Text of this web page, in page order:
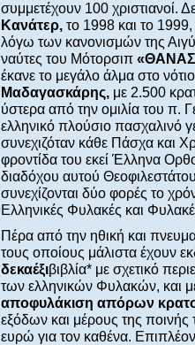
συμμετέχουν 100 χριστιανοί.
Κανάτερ, το 1998 και το
λόγω των κανονισμών της
ναύτες του Μότορσιπ
έκανε το μεγάλο άλμα στο
Μαδαγασκάρης, με 2.500
ύστερα από την ομιλία του π.
ελληνικό πλούσιο πασχαλινό
συνεχιζόταν κάθε Πάσχα και
φροντίδα του εκεί Έλληνα
διαδόχου αυτού
συνεχίζονται δύο φορές το
Ελληνικές Φυλακές και
Πέρα από την ηθική και
τους οποίους μάλιστα έχουν
δεκαέξιβιβλία* με σχετικό
των ελληνικών Φυλακών, και
αποφυλάκιση απόρων
εξόδων και μέρους της
ευρώ για τον καθένα.